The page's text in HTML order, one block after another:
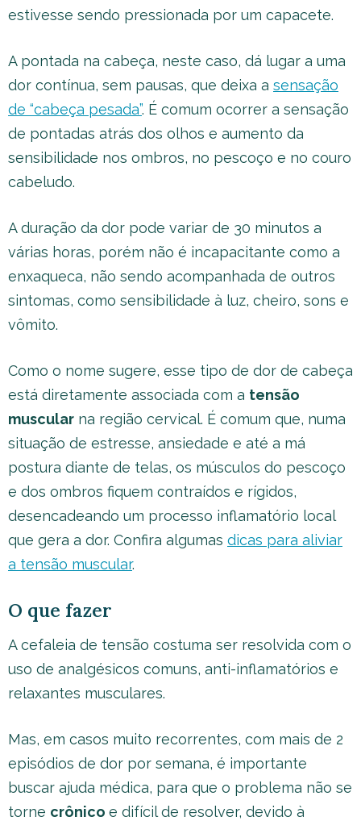
estivesse sendo pressionada por um capacete.
A pontada na cabeça, neste caso, dá lugar a uma
dor contínua, sem pausas, que deixa a sensação
de “cabeça pesada”. É comum ocorrer a sensação
de pontadas atrás dos olhos e aumento da
sensibilidade nos ombros, no pescoço e no couro
cabeludo.
A duração da dor pode variar de 30 minutos a
várias horas, porém não é incapacitante como a
enxaqueca, não sendo acompanhada de outros
sintomas, como sensibilidade à luz, cheiro, sons e
vômito.
Como o nome sugere, esse tipo de dor de cabeça
está diretamente associada com a tensão
muscular na região cervical. É comum que, numa
situação de estresse, ansiedade e até a má
postura diante de telas, os músculos do pescoço
e dos ombros fiquem contraídos e rígidos,
desencadeando um processo inflamatório local
que gera a dor. Confira algumas dicas para aliviar
a tensão muscular.
O que fazer
A cefaleia de tensão costuma ser resolvida com o
uso de analgésicos comuns, anti-inflamatórios e
relaxantes musculares.
Mas, em casos muito recorrentes, com mais de 2
episódios de dor por semana, é importante
buscar ajuda médica, para que o problema não se
torne crônico e difícil de resolver, devido à